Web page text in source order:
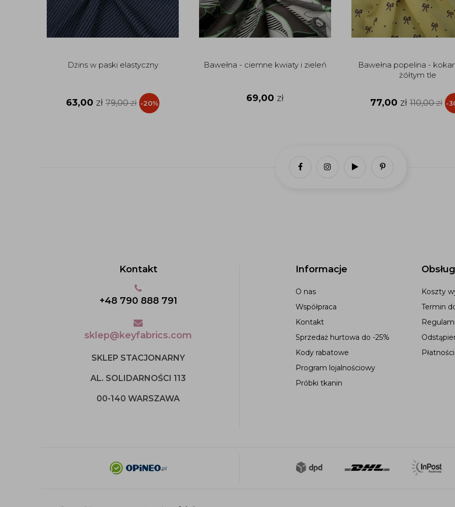
Dżins w paski elastyczny
63,00 zł 79,00zł -20%
Bawełna - ciemne kwiaty i zieleń
69,00 zł
Bawełna popelina -
żółtym tle
77,00 zł 110,00zł -
Informacje
O nas
Współpraca
Kontakt
Sprzedaż hurtowa do -25%
Kody rabatowe
Program lojalnościowy
Próbki tkanin
Koszty
Termin
Płatności
Kontakt
+48 790 888 791
sklep@keyfabrics.com
SKLEP STACJONARNY
AL. SOLIDARNOŚCI 113
00-140 WARSZAWA